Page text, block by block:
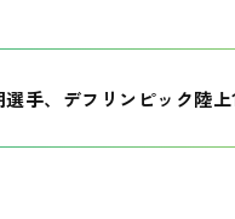
選手、デフリンピック陸